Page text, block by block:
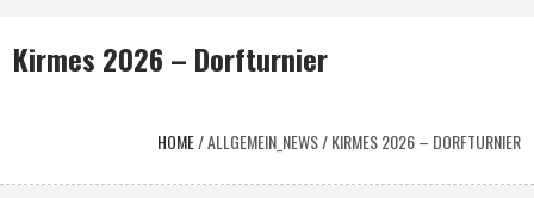
Kirmes 2026 – Dorfturnier
HOME/ALLGEMEIN_NEWS/KIRMES 2026 – DORFTURNIER